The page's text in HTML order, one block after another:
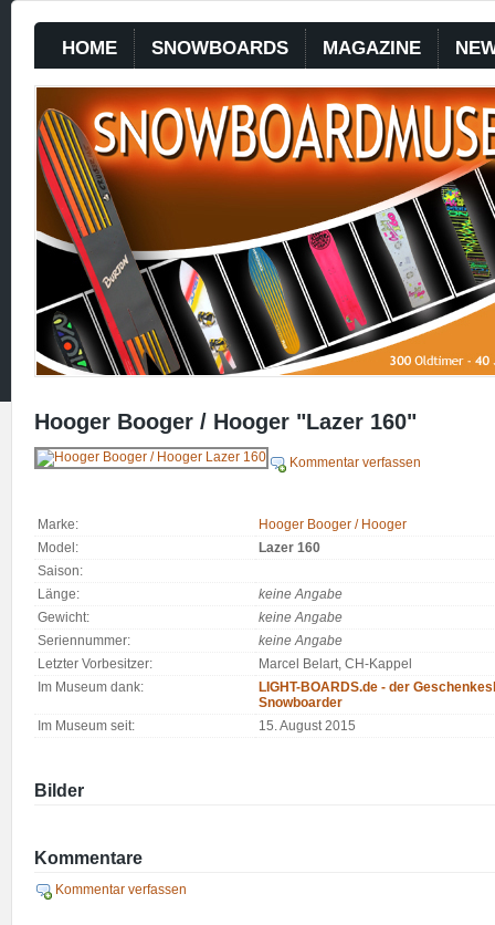
HOME SNOWBOARDS MAGAZINE
Hooger Booger / Hooger "Lazer 160"
Kommentar verfassen
Marke:
Hooger Booger / Hooger
Model:
Lazer 160
Saison:
Länge:
keine Angabe
Gewicht:
keine Angabe
Seriennummer:
keine Angabe
Letzter Vorbesitzer:
Marcel Belart, CH-Kappel
Im Museum dank:
LIGHT-BOARDS.de - der
Snowboarder
Im Museum seit:
15. August 2015
Bilder
Kommentare
Kommentar verfassen